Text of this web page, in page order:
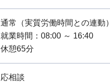
通常（実質労働時間との連動）
就業時間：08:00 ～ 16:40
休憩65分
応相談